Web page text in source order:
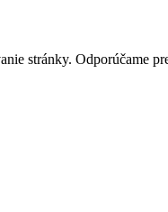
stránky. Odporúčame